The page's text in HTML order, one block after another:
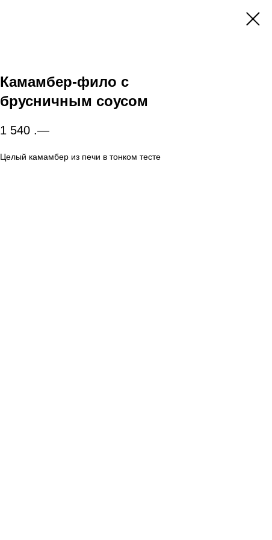
Камамбер-фило с
брусничным соусом
1 540 .—
Целый камамбер из печи в тонком тесте